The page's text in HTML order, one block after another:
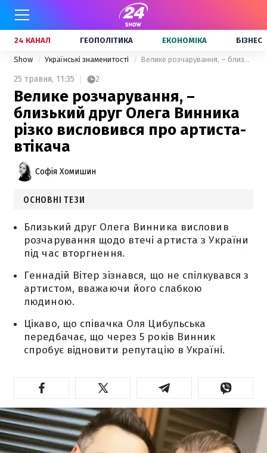
24 КАНАЛ ГЕОПОЛІТИКА ЕКОНОМІКА БІЗНЕС
Show Українські знаменитості Велике розчарування, – близький друг Олега Винника різко висловився про артиста-втікача
25 травня, 11:35 2
Велике розчарування, –
близький друг Олега Винника
різко висловився про артиста-
втікача
Софія Хомишин
ОСНОВНІ ТЕЗИ
Близький друг Олега Винника висловив
розчарування щодо втечі артиста з України
під час вторгнення.
Геннадій Вітер зізнався, що не спілкувався з
артистом, вважаючи його слабкою
людиною.
Цікаво, що співачка Оля Цибульська
передбачає, що через 5 років Винник
спробує відновити репутацію в Україні.